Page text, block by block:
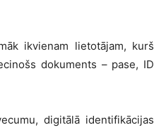
ikvienam lietotājam, kurš
dokuments – pase, ID
digitālā identifikācijas